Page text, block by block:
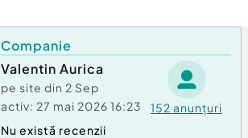
Companie
Valentin Aurica
pe site din 2 Sep
activ: 27 mai 2026 16:23 152 anunțuri
Nu există recenzii